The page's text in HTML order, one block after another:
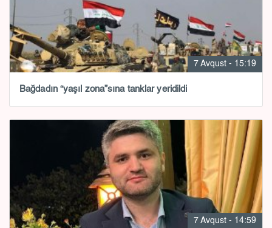
7 Avqust - 15:19
Bağdadın “yaşıl zona”sına tanklar yeridildi
7 Avqust - 14:59